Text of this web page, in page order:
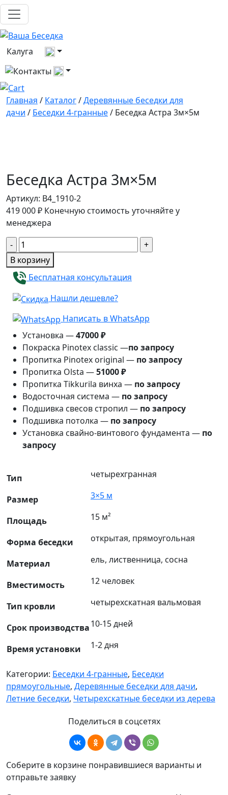
Калуга
Выберите город
Все контакты
Главная / Каталог/Деревянные беседки для
дачи / Беседки 4-гранные/ Беседка Астра 3м×5м
Беседка Астра 3м×5м
Артикул: B4_1910-2
419 000₽ Конечную стоимость уточняйте у
менеджера
Количество
товара
Беседка
Астра
3м×5м
В корзину
Бесплатная консультация
Нашли дешевле?
Написать в WhatsApp
Установка —47000 ₽
Покраска Pinotex classic —по запросу
Пропитка Pinotex original — по запросу
Пропитка Olsta —51000 ₽
Пропитка Tikkurila винха — по запросу
Водосточная система — по запросу
Подшивка свесов стропил — по запросу
Подшивка потолка — по запросу
Установка свайно-винтового фундамента — по
запросу
Тип четырехгранная
Размер 3×5 м
Площадь 15 м²
Форма беседки открытая, прямоугольная
Материал ель, лиственница, сосна
Вместимость 12 человек
Тип кровли четырехскатная вальмовая
Срок производства10-15 дней
Время установки 1-2 дня
Категории: Беседки 4-гранные, Беседки
прямоугольные, Деревянные беседки для дачи,
Летние беседки, Четырехскатные беседки из дерева
Поделиться в соцсетях
Соберите в корзине понравившиеся варианты и
отправьте заявку